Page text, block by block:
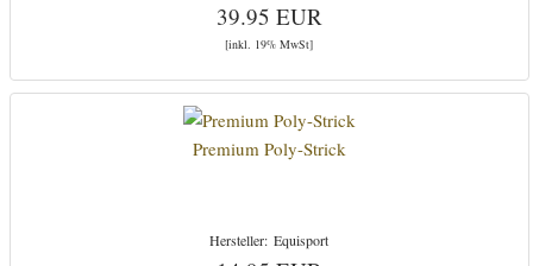
39.95 EUR
[inkl. 19% MwSt]
Premium Poly-Strick
Equisport